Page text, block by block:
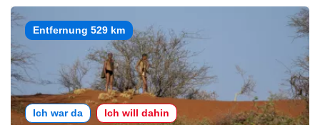
Entfernung 529 km
Ich war da Ich will dahin